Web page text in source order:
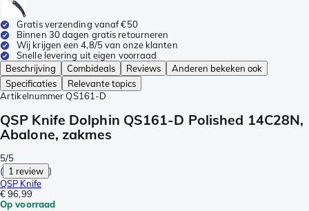
Gratis verzending vanaf €50
Binnen 30 dagen gratis retourneren
Wij krijgen een 4,8/5 van onze klanten
Snelle levering uit eigen voorraad
Beschrijving
Combideals Reviews
Anderen bekeken ook
Specificaties
Relevante topics
Artikelnummer QS161-D
QSP Knife Dolphin QS161-D Polished 14C28N,
Abalone, zakmes
5/5
( 1 review )
QSP Knife
€ 96,99
Op voorraad